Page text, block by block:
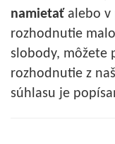
namietať alebo v
rozhodnutie
slobody, môžete
rozhodnutie z
súhlasu je